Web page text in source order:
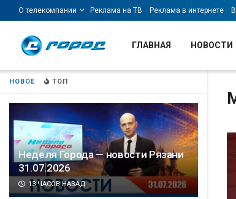
НОВОЕ ТОП
Неделя Города — новости Рязани
31.07.2026
13 ЧАСОВ НАЗАД
О телекомпании Реклама на ТВ Реклама в интернете
ГЛАВНАЯ НОВОСТИ